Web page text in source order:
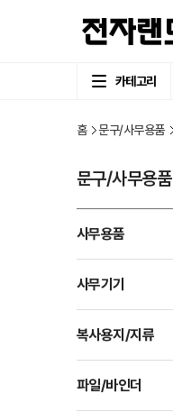
카테고리
홈 문구/사무용품
문구/사무용품
사무용품
사무기기
복사용지/지류
파일/바인더